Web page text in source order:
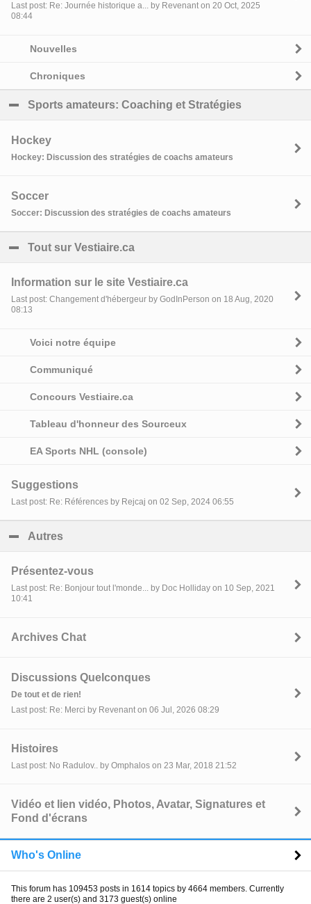
Last post: Re: Journée historique a... by Revenant on 20 Oct, 2025
08:44
Nouvelles
Chroniques
Sports amateurs: Coaching et Stratégies
Hockey
Hockey: Discussion des stratégies de coachs amateurs
Soccer
Soccer: Discussion des stratégies de coachs amateurs
Tout sur Vestiaire.ca
Information sur le site Vestiaire.ca
Last post: Changement d'hébergeur by GodInPerson on 18 Aug, 2020
08:13
Voici notre équipe
Communiqué
Concours Vestiaire.ca
Tableau d'honneur des Sourceux
EA Sports NHL (console)
Suggestions
Last post: Re: Références by Rejcaj on 02 Sep, 2024 06:55
Autres
Présentez-vous
Last post: Re: Bonjour tout l'monde... by Doc Holliday on 10 Sep, 2021
10:41
Archives Chat
Discussions Quelconques
De tout et de rien!
Last post: Re: Merci by Revenant on 06 Jul, 2026 08:29
Histoires
Last post: No Radulov.. by Omphalos on 23 Mar, 2018 21:52
Vidéo et lien vidéo, Photos, Avatar, Signatures et
Fond d'écrans
Who's Online
This forum has 109453 posts in 1614 topics by 4664 members. Currently
there are 2 user(s) and 3173 guest(s) online